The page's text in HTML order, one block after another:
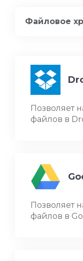
Файловое
Позволяет
файлов в
Позволяет
файлов в